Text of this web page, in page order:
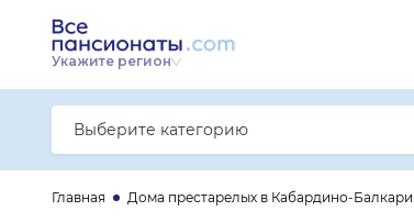
Укажите регион
Выберите категорию
Главная Дома престарелых в Кабардино-